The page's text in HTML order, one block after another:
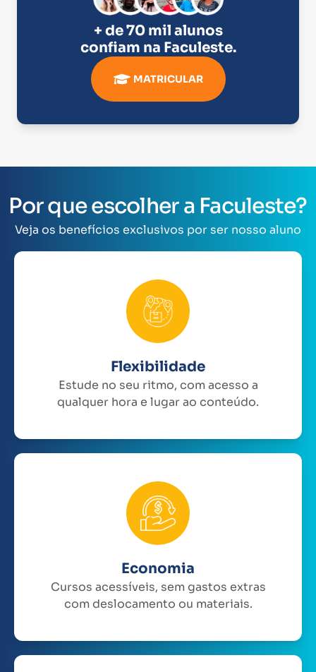
+ de 70 mil alunos
confiam na Faculeste.
MATRICULAR
Por que escolher a Faculeste?
Veja os benefícios exclusivos por ser nosso aluno
Flexibilidade
Estude no seu ritmo, com acesso a
qualquer hora e lugar ao conteúdo.
Economia
Cursos acessíveis, sem gastos extras
com deslocamento ou materiais.